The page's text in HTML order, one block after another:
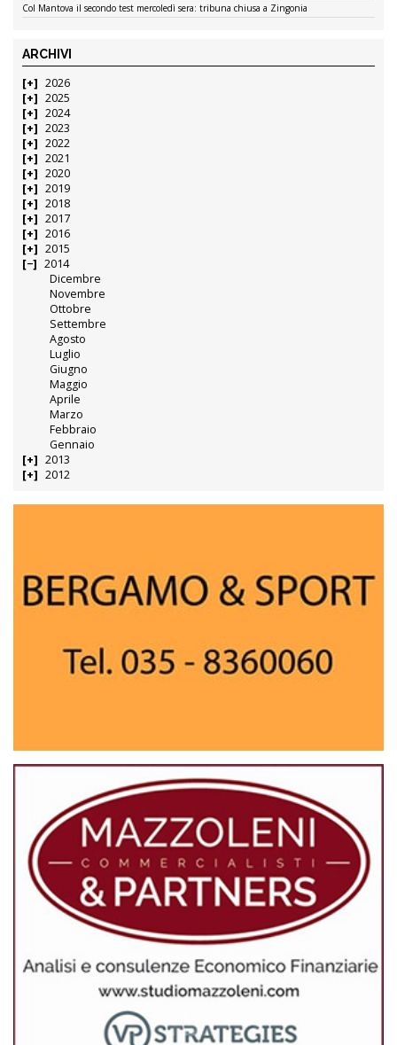
Col Mantova il secondo test mercoledì sera: tribuna chiusa a Zingonia
ARCHIVI
2026
2025
2024
2023
2022
2021
2020
2019
2018
2017
2016
2015
2014
Dicembre
Novembre
Ottobre
Settembre
Agosto
Luglio
Giugno
Maggio
Aprile
Marzo
Febbraio
Gennaio
2013
2012